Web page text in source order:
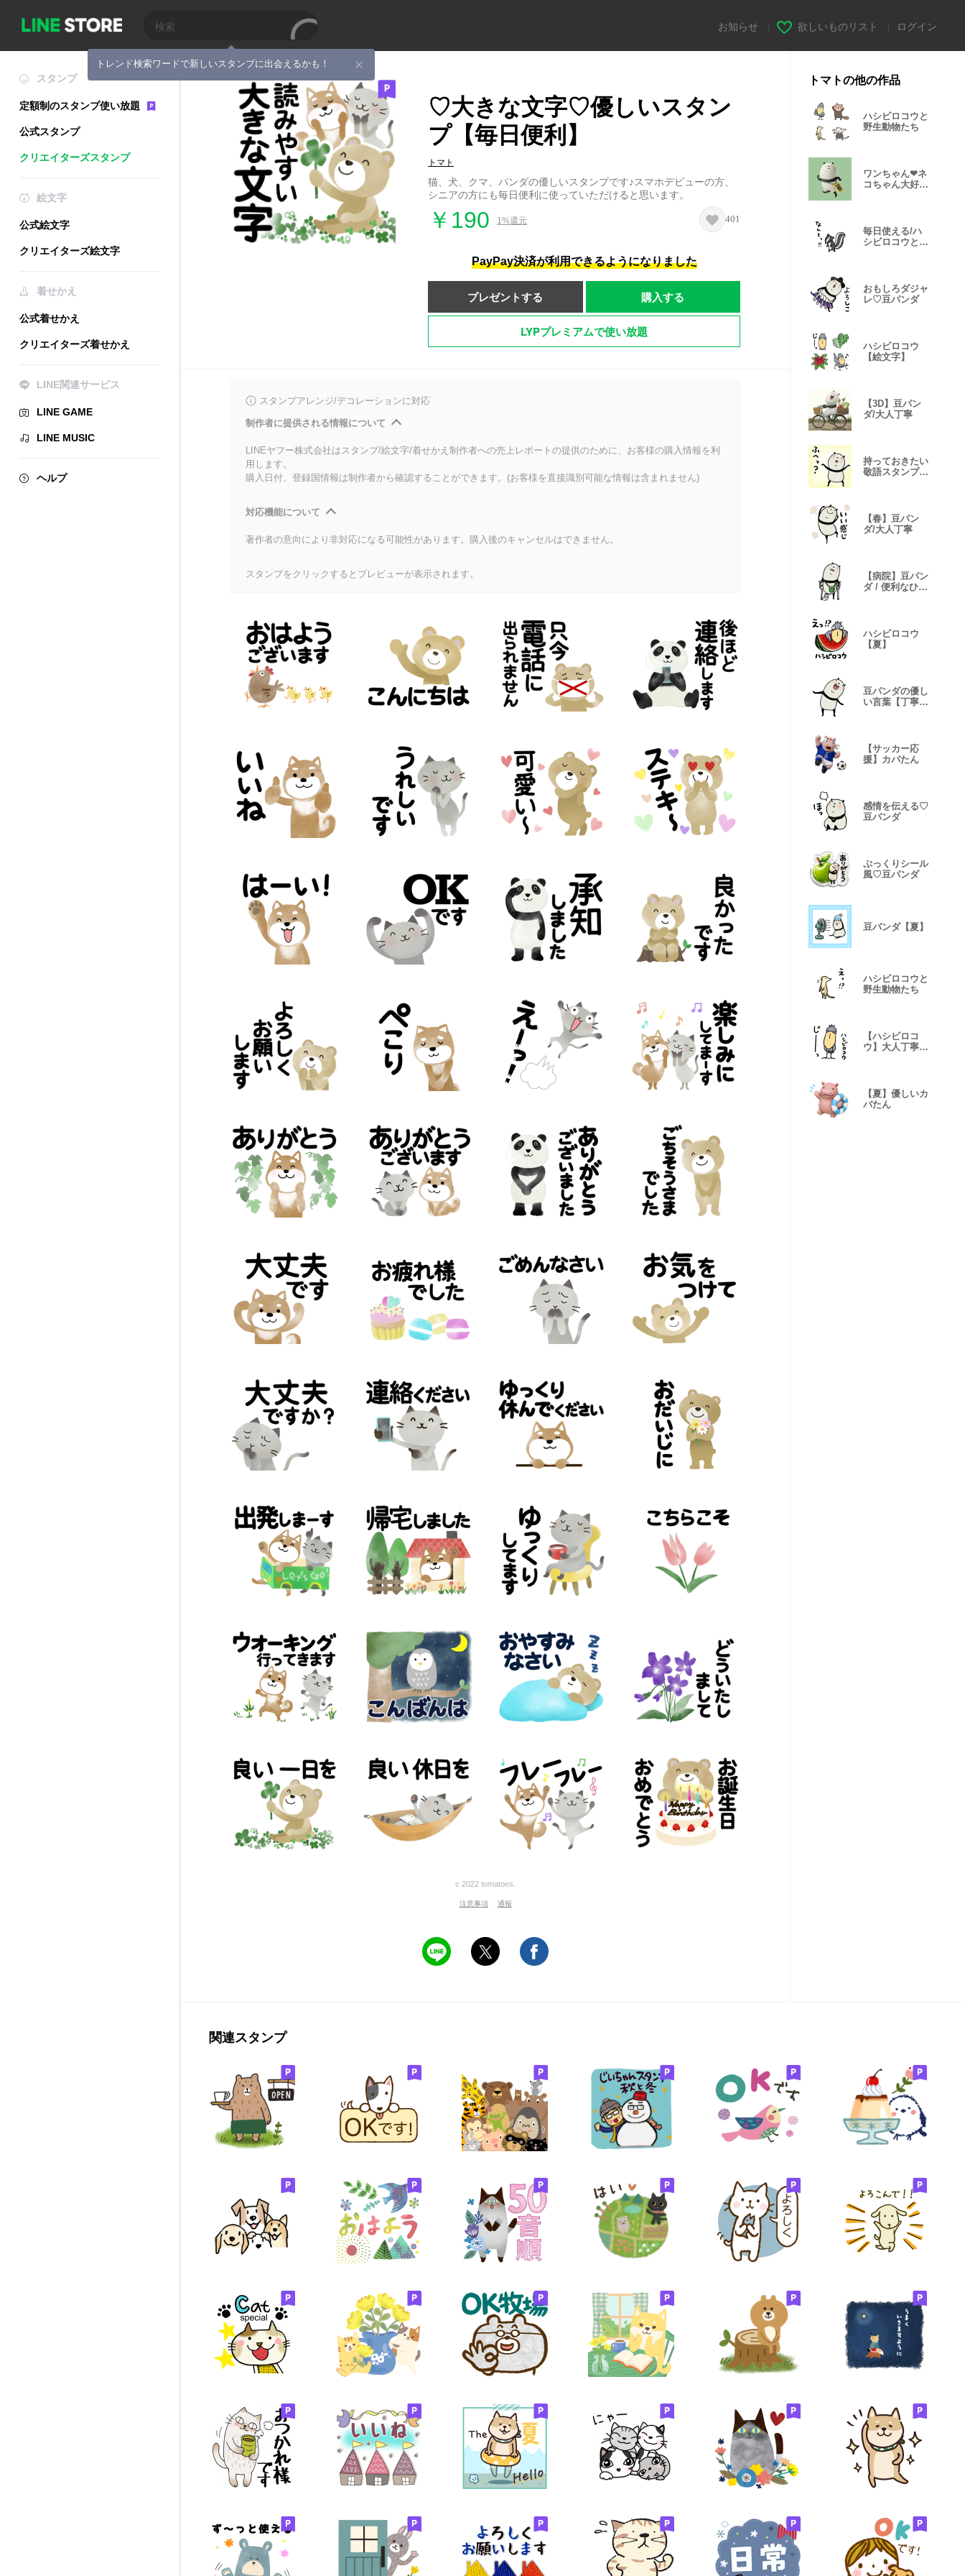
トレンド検索ワードで新しいスタンプに出会えるかも！
お知らせ 欲しいものリスト ログイン
スタンプ
定額制のスタンプ使い放題
公式スタンプ
クリエイターズスタンプ
絵文字
公式絵文字
クリエイターズ絵文字
着せかえ
公式着せかえ
クリエイターズ着せかえ
LINE関連サービス
LINE GAME
LINE MUSIC
ヘルプ
♡大きな文字♡優しいスタン
プ【毎日便利】
トマト
猫、犬、クマ、パンダの優しいスタンプです♪スマホデビューの方、
シニアの方にも毎日便利に使っていただけると思います。
￥190 1%還元 401
PayPay決済が利用できるようになりました
プレゼントする 購入する
LYPプレミアムで使い放題
スタンプアレンジ/デコレーションに対応
制作者に提供される情報について
LINEヤフー株式会社はスタンプ/絵文字/着せかえ制作者への売上レポートの提供のために、お客様の購入情報を利
用します。
購入日付、登録国情報は制作者から確認することができます。(お客様を直接識別可能な情報は含まれません)
対応機能について
著作者の意向により非対応になる可能性があります。購入後のキャンセルはできません。
スタンプをクリックするとプレビューが表示されます。
c 2022 tomatoes.
注意事項 通報
トマトの他の作品
ハシビロコウと
野生動物たち
ワンちゃん❤︎ネ
コちゃん大好き
毎日使える/ハ
シビロコウと野
おもしろダジャ
レ♡豆パンダ
ハシビロコウ
【絵文字】
【3D】豆パン
ダ/大人丁寧
持っておきたい
敬語スタンプ♡
【春】豆パン
ダ/大人丁寧
【病院】豆パン
ダ / 便利なひと
ハシビロコウ
【夏】
豆パンダの優し
い言葉【丁寧／
【サッカー応
援】カバたん
感情を伝える♡
豆パンダ
ぷっくりシール
風♡豆パンダ
豆パンダ【夏】
ハシビロコウと
野生動物たち
【ハシビロコ
ウ】大人丁寧•
【夏】優しいカ
バたん
関連スタンプ